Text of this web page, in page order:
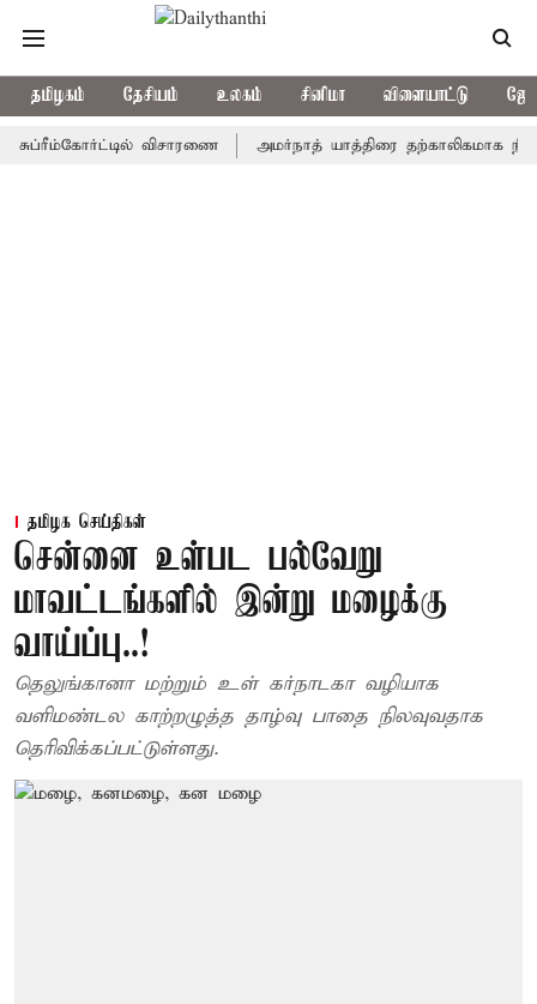
தமிழகம் தேசியம் உலகம் சினிமா விளையாட்டு
விசாரணை அமர்நாத் யாத்திரை தற்காலிகமாக நிறுத்தம்
தமிழக செய்திகள்
சென்னை உள்பட பல்வேறு
மாவட்டங்களில் இன்று மழைக்கு
வாய்ப்பு..!
தெலுங்கானா மற்றும் உள் கர்நாடகா வழியாக
வளிமண்டல காற்றழுத்த தாழ்வு பாதை நிலவுவதாக
தெரிவிக்கப்பட்டுள்ளது.